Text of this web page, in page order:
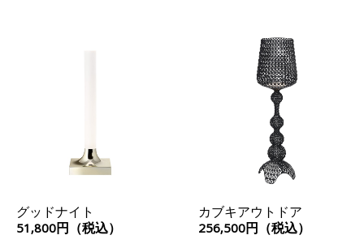
グッドナイト
51,800円（税込）
カブキアウトドア
256,500円（税込）